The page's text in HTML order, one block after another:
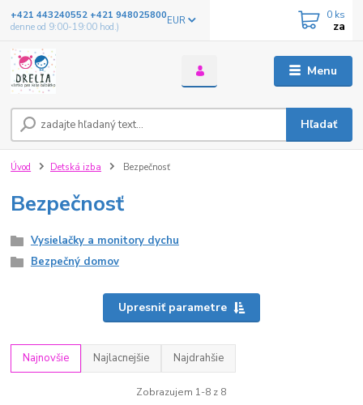
Menu
EUR
Hľadať
+421 443240552 +421 948025800
denne od 9:00-19:00 hod.)
0 ks
za
Úvod Detská izba Bezpečnosť
Bezpečnosť
Vysielačky a monitory dychu
Bezpečný domov
Upresniť parametre
Najnovšie Najlacnejšie Najdrahšie
Zobrazujem 1-8 z 8